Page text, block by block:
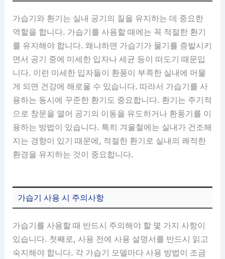
가습기와 환기는 실내 공기의 질을 유지하는 데 중요한
역할을 합니다. 가습기를 사용할 때에는 꼭 적절한 환기
를 유지해야 합니다. 왜냐하면 가습기가 물기를 증발시키
면서 공기 중에 미세한 입자나 세균 등이 떠도기 때문입
니다. 이런 미세한 입자들이 환풍이 부족한 실내에 머물
게 되면 건강에 해로울 수 있습니다. 따라서 가습기를 사
용하는 동시에 꾸준한 환기도 중요합니다. 환기는 주기적
으로 창문을 열어 공기의 이동을 유도하거나 환풍기를 이
용하는 방법이 있습니다. 특히 겨울철에는 실내가 건조해
지는 경향이 있기 때문에, 적절한 환기로 실내의 쾌적한
환경을 유지하는 것이 중요합니다.
가습기 사용 시 주의사항
가습기를 사용할 때 반드시 주의해야 할 몇 가지 사항이
있습니다. 첫째로, 사용 전에 사용 설명서를 반드시 읽고
숙지해야 합니다. 각 가습기 모델마다 사용 방법이 조금